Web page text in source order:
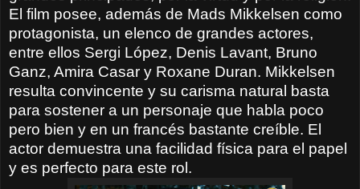
El film posee, además de Mads Mikkelsen como
protagonista, un elenco de grandes actores,
entre ellos Sergi López, Denis Lavant, Bruno
Ganz, Amira Casar y Roxane Duran. Mikkelsen
resulta convincente y su carisma natural basta
para sostener a un personaje que habla poco
pero bien y en un francés bastante creíble. El
actor demuestra una facilidad física para el papel
y es perfecto para este rol.